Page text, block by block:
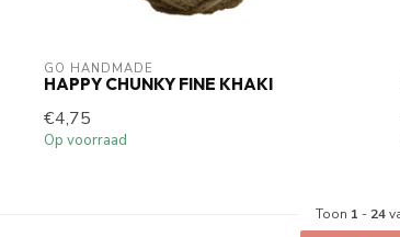
GO HANDMADE
HAPPY CHUNKY FINE KHAKI
€4,75
Op voorraad
Toon 1 - 24